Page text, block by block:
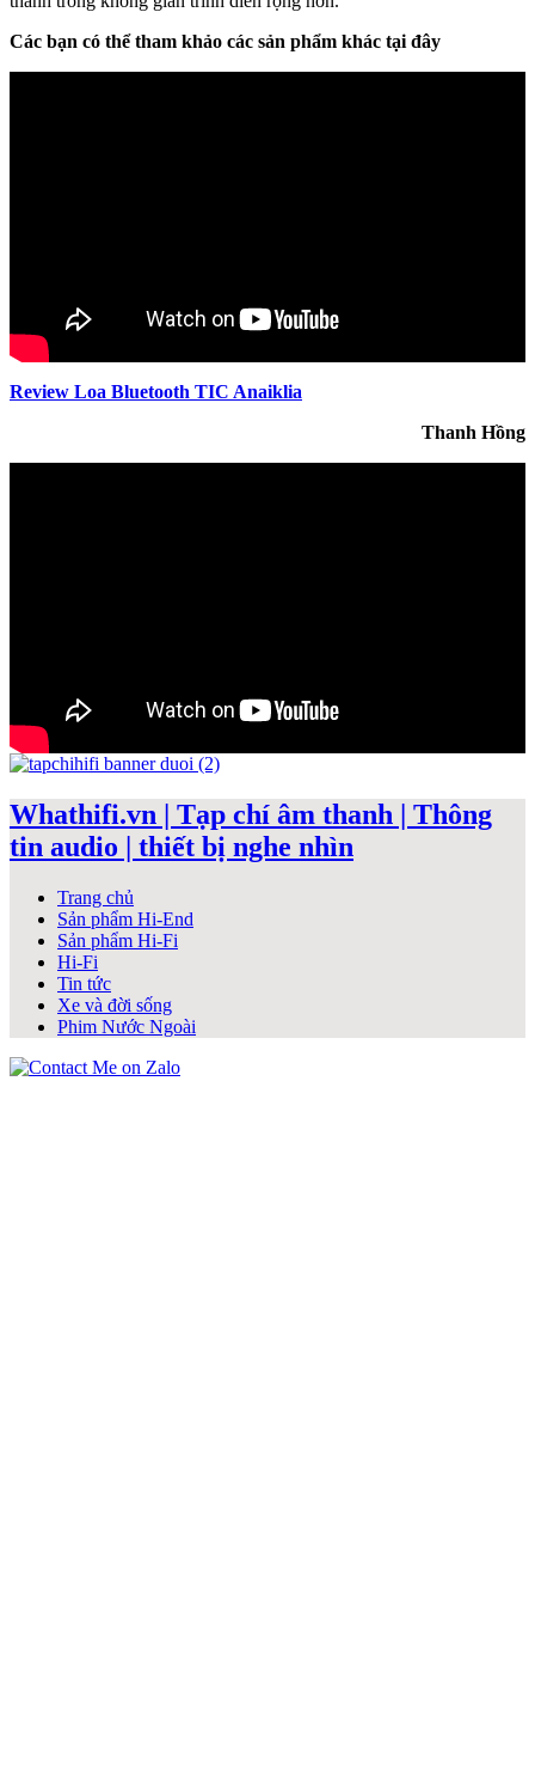
Các bạn có thể tham khảo các sản phẩm khác tại đây
Review Loa Bluetooth TIC Anaiklia
Thanh Hồng
Whathifi.vn | Tạp chí âm thanh | Thông
tin audio | thiết bị nghe nhìn
Trang chủ
Sản phẩm Hi-End
Sản phẩm Hi-Fi
Hi-Fi
Tin tức
Xe và đời sống
Phim Nước Ngoài